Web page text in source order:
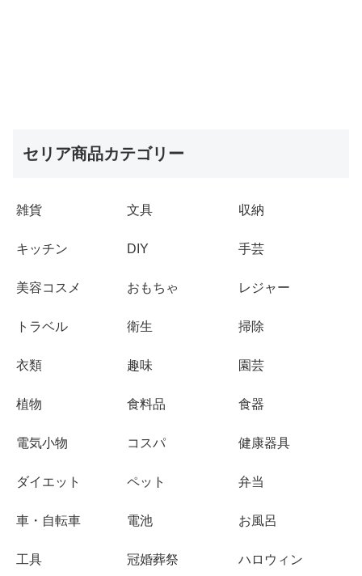
セリア商品カテゴリー
雑貨 文具 収納
キッチン DIY 手芸
美容コスメ おもちゃ レジャー
トラベル 衛生 掃除
衣類 趣味 園芸
植物 食料品 食器
電気小物 コスパ 健康器具
ダイエット ペット 弁当
車・自転車 電池 お風呂
工具 冠婚葬祭 ハロウィン